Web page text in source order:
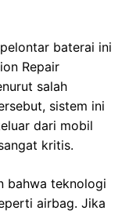
baterai ini
Repair
salah
sistem ini
dari mobil
kritis.
bahwa teknologi
airbag. Jika